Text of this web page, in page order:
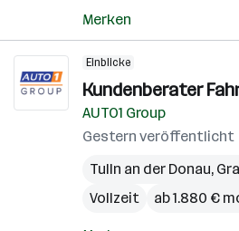
Merken
Einblicke
Kundenberater
AUTO1 Group
Gestern veröffentlicht
Tulln an der Donau,
Vollzeit
ab 1.880 €